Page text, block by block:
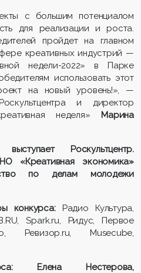
с большим потенциалом
для реализации и роста.
пройдет на главном
креативных индустрий —
недели-2022» в Парке
использовать этот
на новый уровень!», —
и директор
неделя» Марина
Роскультцентр.
«Креативная экономика»
по делам молодежи
конкурса: Радио Культура,
Spark.ru, Ридус, Первое
Ревизор.ru, Musecube,
Елена Нестерова,